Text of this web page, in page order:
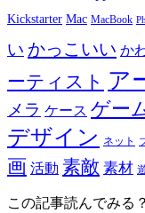
Kickstarter Mac MacBook
い かっこいい か
ーティスト ア
メラ ケース ゲー
デザイン ネット
画 活動 素敵 素材
この記事読んでみる？